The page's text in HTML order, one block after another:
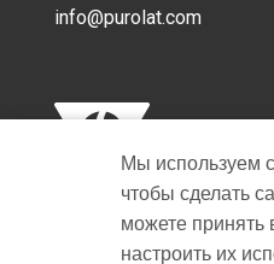
info@purolat.com
Мы используем
чтобы сделать
можете принять
настроить их